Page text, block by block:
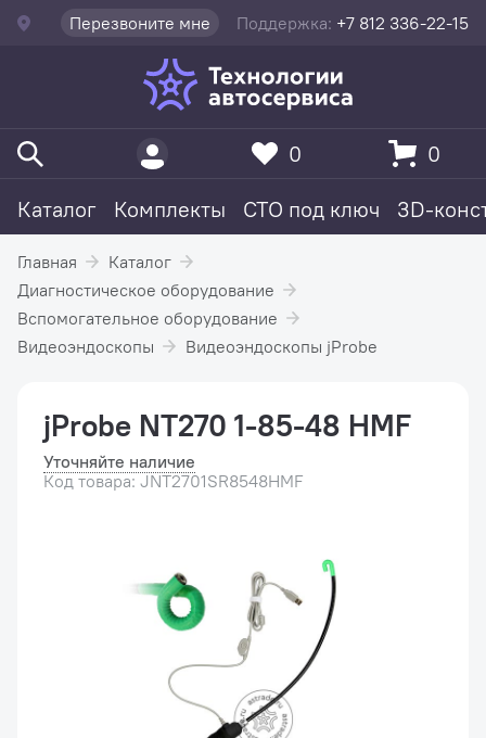
Перезвоните мне Поддержка: +7 812 336-22-15
Каталог Комплекты СТО под ключ 3D-
0 0
Главная
Каталог
Диагностическое оборудование
Вспомогательное оборудование
Видеоэндоскопы
Видеоэндоскопы jProbe
jProbe NT270 1-85-48 HMF
Уточняйте наличие
Код товара: JNT2701SR8548HMF